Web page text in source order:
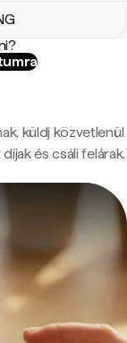
küldj közvetlenül
és csáli felárak.